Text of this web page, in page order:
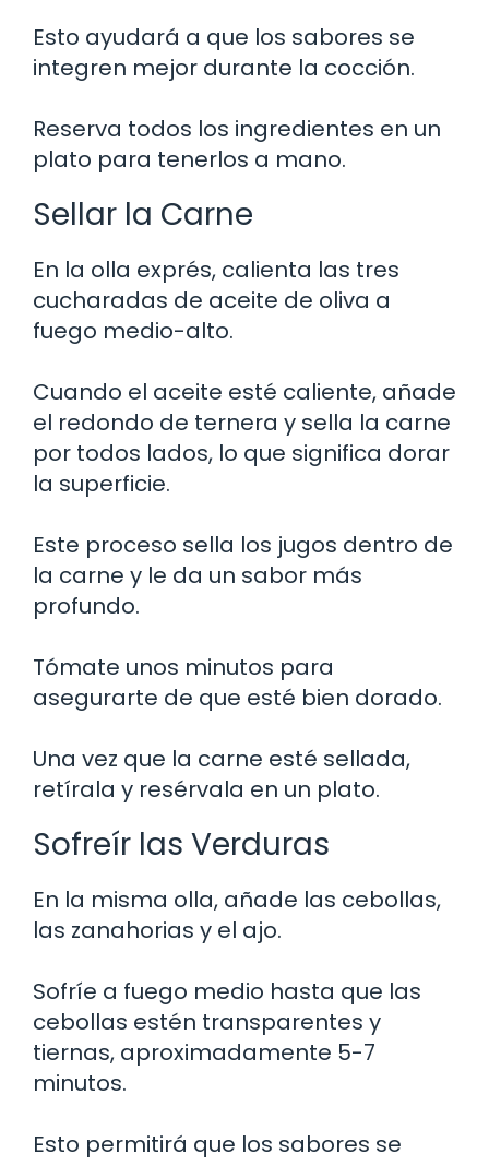
Esto ayudará a que los sabores se
integren mejor durante la cocción.
Reserva todos los ingredientes en un
plato para tenerlos a mano.
Sellar la Carne
En la olla exprés, calienta las tres
cucharadas de aceite de oliva a
fuego medio-alto.
Cuando el aceite esté caliente, añade
el redondo de ternera y sella la carne
por todos lados, lo que significa dorar
la superficie.
Este proceso sella los jugos dentro de
la carne y le da un sabor más
profundo.
Tómate unos minutos para
asegurarte de que esté bien dorado.
Una vez que la carne esté sellada,
retírala y resérvala en un plato.
Sofreír las Verduras
En la misma olla, añade las cebollas,
las zanahorias y el ajo.
Sofríe a fuego medio hasta que las
cebollas estén transparentes y
tiernas, aproximadamente 5-7
minutos.
Esto permitirá que los sabores se